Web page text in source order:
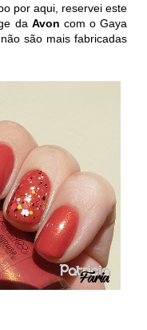
por aqui, reservei este
da Avon com o Gaya
são mais fabricadas